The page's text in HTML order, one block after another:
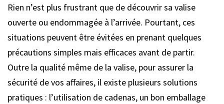
Rien n’est plus frustrant que de découvrir sa valise
ouverte ou endommagée à l’arrivée. Pourtant, ces
situations peuvent être évitées en prenant quelques
précautions simples mais efficaces avant de partir.
Outre la qualité même de la valise, pour assurer la
sécurité de vos affaires, il existe plusieurs solutions
pratiques : l’utilisation de cadenas, un bon emballage